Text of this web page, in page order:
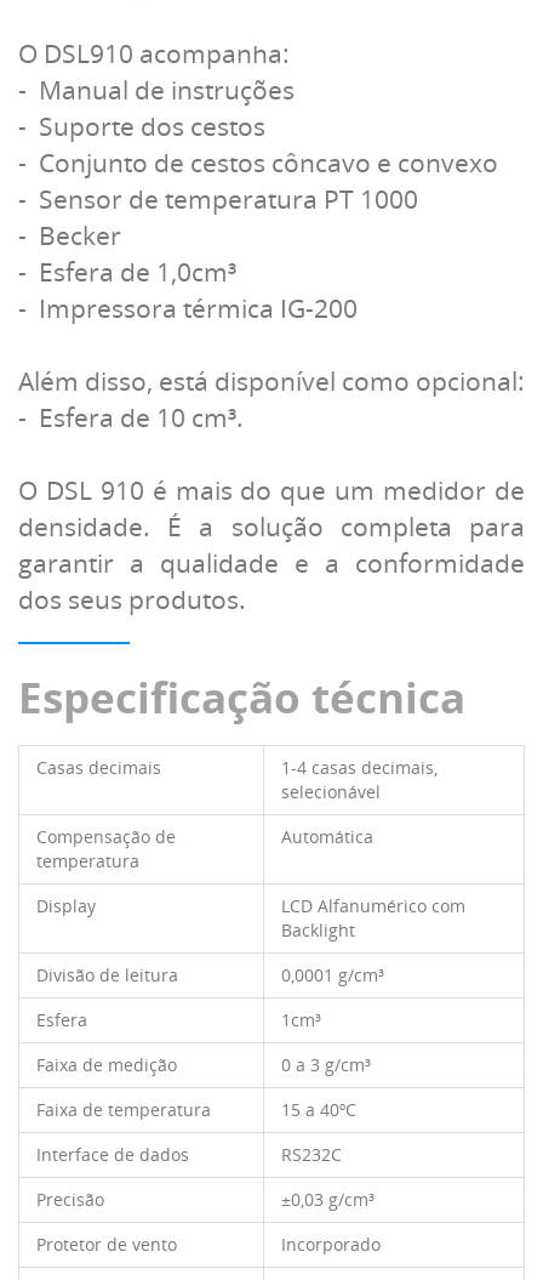
O DSL910 acompanha:
- Manual de instruções
- Suporte dos cestos
- Conjunto de cestos côncavo e convexo
- Sensor de temperatura PT 1000
- Becker
- Esfera de 1,0cm³
- Impressora térmica IG-200
Além disso, está disponível como opcional:
- Esfera de 10 cm³.
O DSL 910 é mais do que um medidor de
densidade. É a solução completa para
garantir a qualidade e a conformidade
dos seus produtos.
Especificação técnica
Casas decimais
1-4 casas decimais,
selecionável
Compensação de
temperatura
Automática
Display
LCD Alfanumérico com
Backlight
Divisão de leitura
0,0001 g/cm³
Esfera
1cm³
Faixa de medição
0 a 3 g/cm³
Faixa de temperatura
15 a 40ºC
Interface de dados
RS232C
Precisão
±0,03 g/cm³
Protetor de vento
Incorporado